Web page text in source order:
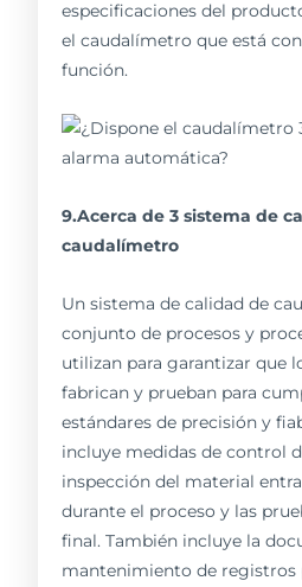
especificaciones del
el caudalímetro que está
función.
9.Acerca de 3 sistema de
caudalímetro
Un sistema de calidad de
conjunto de procesos y
utilizan para garantizar que
fabrican y prueban para
estándares de precisión y
incluye medidas de control
inspección del material
durante el proceso y las
final. También incluye la
mantenimiento de registros